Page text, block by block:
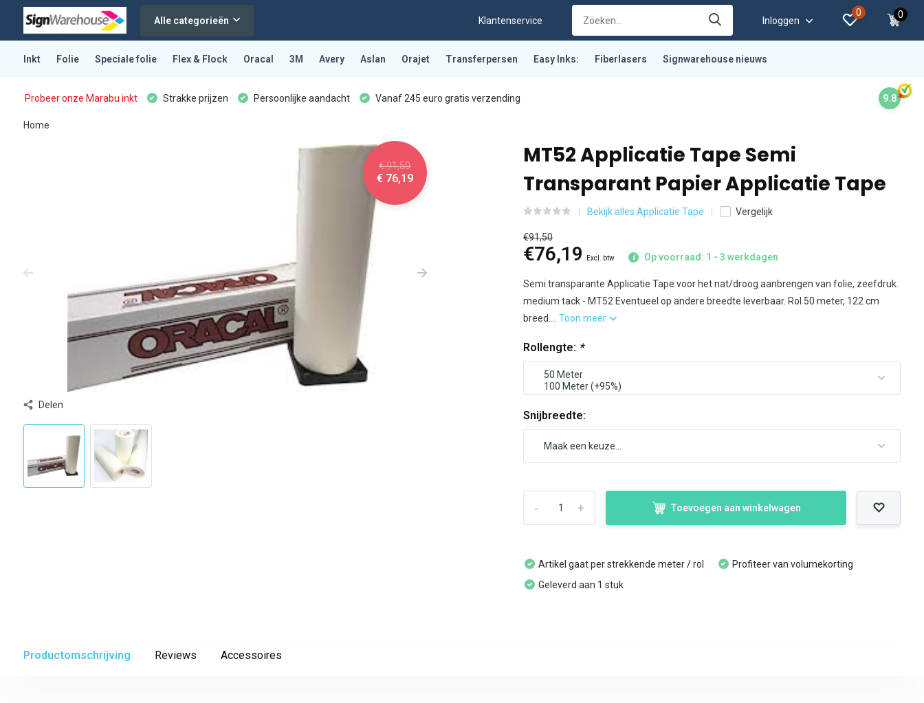
Alle categorieën Klantenservice Inloggen
0 0
Inkt Folie Speciale folie Flex & Flock Oracal 3M Avery Aslan Orajet Transferpersen Easy Inks: Fiberlasers Signwarehouse nieuws
Probeer onze Marabu inkt Strakke prijzen Persoonlijke aandacht Vanaf 245 euro gratis verzending 9.8
Home
€ 91,50
€ 76,19
Delen
MT52 Applicatie Tape Semi
Transparant Papier Applicatie Tape
Bekijk alles Applicatie Tape Vergelijk
€91,50
€76,19 Excl. btw Op voorraad: 1 - 3 werkdagen
Semi transparante Applicatie Tape voor het nat/droog aanbrengen van folie, zeefdruk.
medium tack - MT52 Eventueel op andere breedte leverbaar. Rol 50 meter, 122 cm
breed....Toon meer
Rollengte: *
Snijbreedte:
+
- Toevoegen aan winkelwagen
Artikel gaat per strekkende meter / rol
Geleverd aan 1 stuk
Profiteer van volumekorting
Productomschrijving Reviews Accessoires